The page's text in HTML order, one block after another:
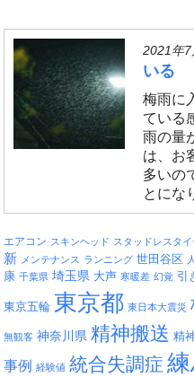
2021年7
いる
梅雨に
ている
雨の量
は、お
多いの
とにな
エアコン スキンヘッド スタッドレスタイ
新 メンテナンス ランニング 世田谷区
康 千葉県 埼玉県 大声 寒暖差 幻覚 引
東京五輪 東京都 東日本大震災
無観客 神奈川県 精神搬送 精
事例
経験値 統合失調症